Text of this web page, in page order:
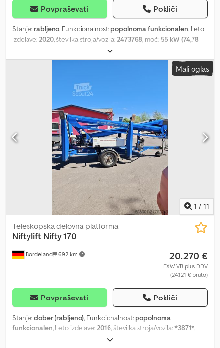
Povpraševati Pokliči
Stanje: rabljeno, Funkcionalnost: popolnoma funkcionalen, Leto
izdelave:2020, številka stroja/vozila:2473768, moč: 55 kW (74,78
, tip droga:teleskopski
mm, skupna masa:16.965 kg, transportna dolžina:10.030 mm,
2.670 mm, vrsta
UVV varnostni pregled, pogon na vsa štiri kolesa, zapora
2020 Motor: Diesel 55 kW Delovna višina: 27,91 m Višina delovne
ploščadi: 25,91 m Mere ploščadi (D x Š): 1,83 x 0,91 m Skupne mere
(D x Š x V): 11,63 m x 2,49 m x 2,67 m Dolžina roke košare: 1,68 m
Nosilnost: 227 kg Skupna masa: 16.965 kg Pogon: Diesel 55 kW
Vzpenjalna sposobnost: 45 % Zasuk ploščadi: 170° Vožna hitrost:
4,8 km/h Obseg zasuka: 360° Zasuk ploščadi: 170° Notranji
obračalni radij: 3,05 m Zunanji obračalni radij: 6,22 m Terenske
peneče pnevmatike Pogon na vsa štiri kolesa, zapora diferenciala,
senzorji preobremenitve, UVV, popolnoma delujoče, običajne sledi
Mali oglas
1 / 11
Bördeland 692 km
Teleskopska delovna platforma
Niftylift Nifty 170
20.270 €
EXW VB plus DDV
(24.121 € bruto)
Povpraševati Pokliči
Stanje:dober (rabljeno), Funkcionalnost: popolnoma
funkcionalen, Leto izdelave:2016, številka stroja/vozila:*3871*,
, skupna masa: